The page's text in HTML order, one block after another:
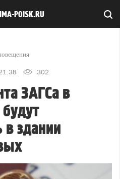
POISK.RU
302
ЗАГСа в
в здании